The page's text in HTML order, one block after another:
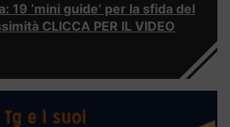
19 ‘mini guide’ per la sfida del
CLICCA PER IL VIDEO